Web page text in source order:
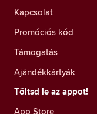
Kapcsolat
Promóciós kód
Támogatás
Ajándékkártyák
Töltsd le az appot!
App Store